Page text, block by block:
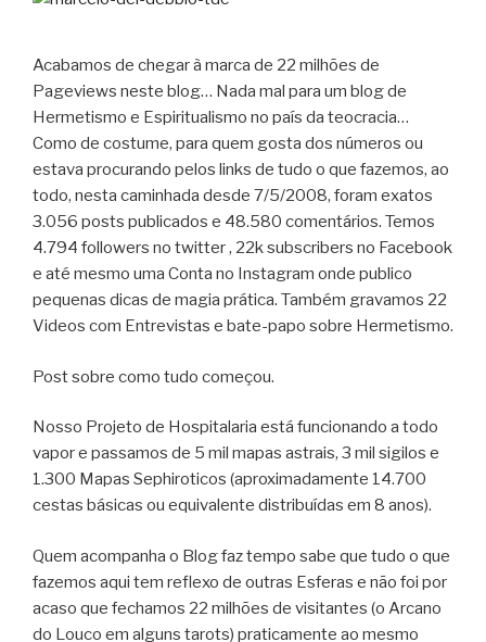
Acabamos de chegar à marca de 22 milhões de
Pageviews neste blog… Nada mal para um blog de
Hermetismo e Espiritualismo no país da teocracia…
Como de costume, para quem gosta dos números ou
estava procurando pelos links de tudo o que fazemos, ao
todo, nesta caminhada desde 7/5/2008, foram exatos
3.056 posts publicados e 48.580 comentários. Temos
4.794 followers no twitter , 22k subscribers no Facebook
e até mesmo uma Conta no Instagram onde publico
pequenas dicas de magia prática. Também gravamos 22
Videos com Entrevistas e bate-papo sobre Hermetismo.
Post sobre como tudo começou.
Nosso Projeto de Hospitalaria está funcionando a todo
vapor e passamos de 5 mil mapas astrais, 3 mil sigilos e
1.300 Mapas Sephiroticos (aproximadamente 14.700
cestas básicas ou equivalente distribuídas em 8 anos).
Quem acompanha o Blog faz tempo sabe que tudo o que
fazemos aqui tem reflexo de outras Esferas e não foi por
acaso que fechamos 22 milhões de visitantes (o Arcano
do Louco em alguns tarots) praticamente ao mesmo